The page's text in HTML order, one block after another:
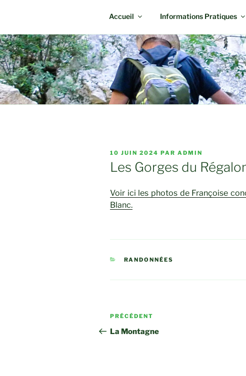
Accueil Informations Pratiques
PUBLIÉ
LE
10 JUIN 2024 PAR ADMIN
Les Gorges du
Voir ici les photos de Françoise
Blanc.
CATÉGORIES
RANDONNÉES
Navigation
de
Article
précédent
PRÉCÉDENT
La Montagne